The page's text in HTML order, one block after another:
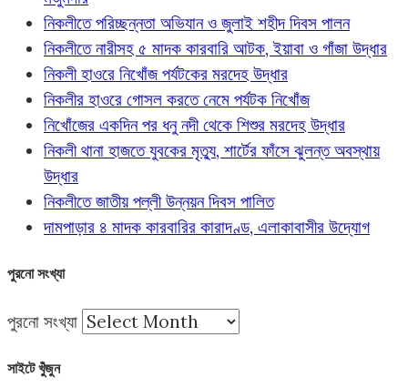
নিকলীতে পরিচ্ছন্নতা অভিযান ও জুলাই শহীদ দিবস পালন
নিকলীতে নারীসহ ৫ মাদক কারবারি আটক, ইয়াবা ও গাঁজা উদ্ধার
নিকলী হাওরে নিখোঁজ পর্যটকের মরদেহ উদ্ধার
নিকলীর হাওরে গোসল করতে নেমে পর্যটক নিখোঁজ
নিখোঁজের একদিন পর ধনু নদী থেকে শিশুর মরদেহ উদ্ধার
নিকলী থানা হাজতে যুবকের মৃত্যু, শার্টের ফাঁসে ঝুলন্ত অবস্থায়
উদ্ধার
নিকলীতে জাতীয় পল্লী উন্নয়ন দিবস পালিত
দামপাড়ার ৪ মাদক কারবারির কারাদণ্ড, এলাকাবাসীর উদ্যোগ
পুরনো সংখ্যা
পুরনো সংখ্যা
সাইটে খুঁজুন